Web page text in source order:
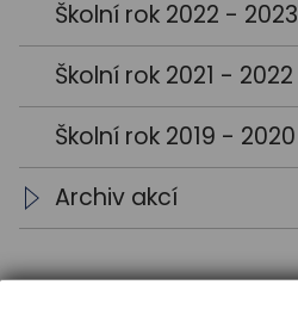
Školní rok 2022 - 2023
Školní rok 2021 - 2022
Školní rok 2019 - 2020
Archiv akcí